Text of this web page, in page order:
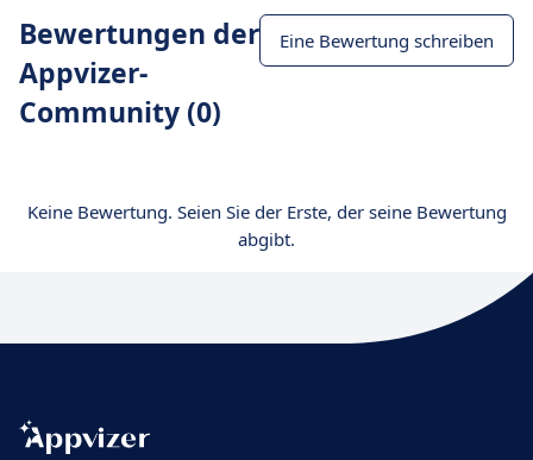
Bewertungen der
Appvizer-
Community (0)
Eine Bewertung schreiben
Keine Bewertung. Seien Sie der Erste, der seine Bewertung
abgibt.